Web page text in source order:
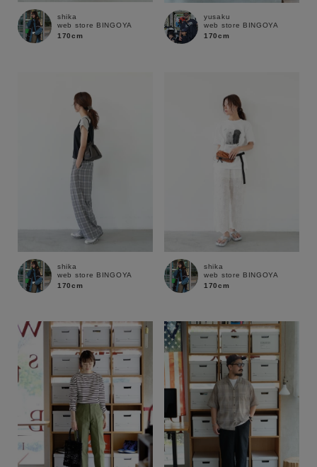
ブランド
shika
web store BINGOYA
170cm
yusaku
web store BINGOYA
170cm
shika
web store BINGOYA
170cm
shika
web store BINGOYA
170cm